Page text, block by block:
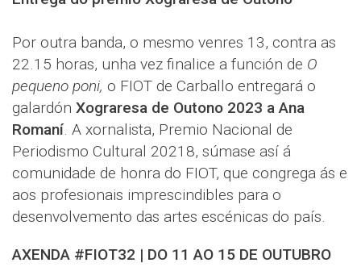
Por outra banda, o mesmo venres 13, contra as
22.15 horas, unha vez finalice a función de O
pequeno poni, o FIOT de Carballo entregará o
galardón Xograresa de Outono 2023 a Ana
Romaní. A xornalista, Premio Nacional de
Periodismo Cultural 20218, súmase así á
comunidade de honra do FIOT, que congrega ás e
aos profesionais imprescindibles para o
desenvolvemento das artes escénicas do país.
AXENDA #FIOT32 | DO 11 AO 15 DE OUTUBRO